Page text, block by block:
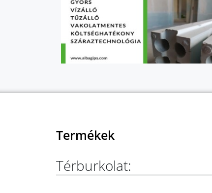
Termékek
Térburkolat: